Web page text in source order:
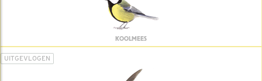
KOOLMEES
UITGEVLOGEN